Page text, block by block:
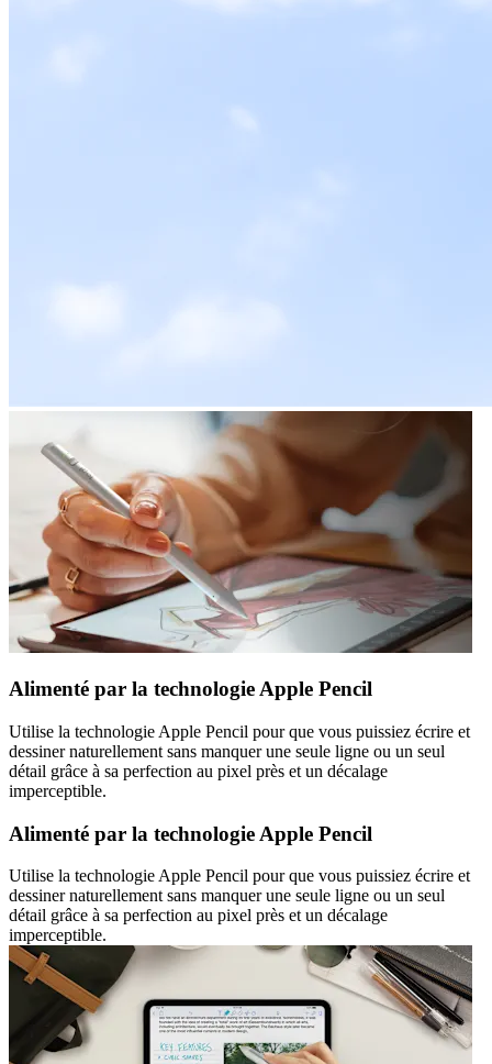
Alimenté par la technologie Apple Pencil
Utilise la technologie Apple Pencil pour que vous puissiez écrire et
dessiner naturellement sans manquer une seule ligne ou un seul
détail grâce à sa perfection au pixel près et un décalage
imperceptible.
Alimenté par la technologie Apple Pencil
Utilise la technologie Apple Pencil pour que vous puissiez écrire et
dessiner naturellement sans manquer une seule ligne ou un seul
détail grâce à sa perfection au pixel près et un décalage
imperceptible.